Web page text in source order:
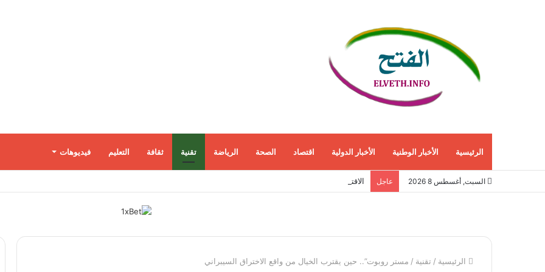
الرئيسية الأخبار الوطنية الأخبار الدولية اقتصاد الصحة الرياضة تقنية ثقافة التعليم فيديوهات
السبت, أغسطس 8 2026 عاجل الاقتصاد الأمريكي ينمو 1.5% في الربع الثاني مع استمرار قوة الطلب المحلي
الرئيسية / تقنية / مستر روبوت”.. حين يقترب الخيال من واقع الاختراق السيبراني